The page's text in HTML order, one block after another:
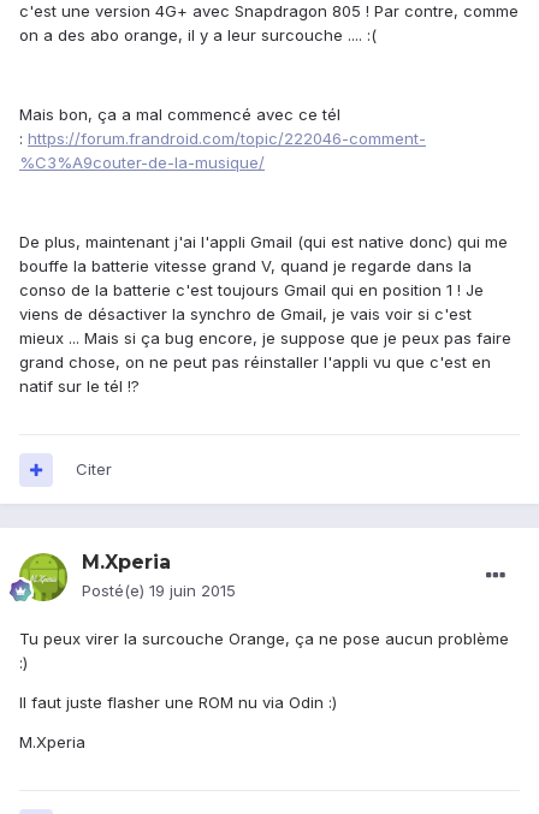
c'est une version 4G+ avec Snapdragon 805 ! Par contre, comme
on a des abo orange, il y a leur surcouche .... :(
Mais bon, ça a mal commencé avec ce tél
: https://forum.frandroid.com/topic/222046-comment-
%C3%A9couter-de-la-musique/
De plus, maintenant j'ai l'appli Gmail (qui est native donc) qui me
bouffe la batterie vitesse grand V, quand je regarde dans la
conso de la batterie c'est toujours Gmail qui en position 1 ! Je
viens de désactiver la synchro de Gmail, je vais voir si c'est
mieux ... Mais si ça bug encore, je suppose que je peux pas faire
grand chose, on ne peut pas réinstaller l'appli vu que c'est en
natif sur le tél !?
Citer
M.Xperia
Posté(e) 19 juin 2015
Tu peux virer la surcouche Orange, ça ne pose aucun problème
:)
Il faut juste flasher une ROM nu via Odin :)
M.Xperia